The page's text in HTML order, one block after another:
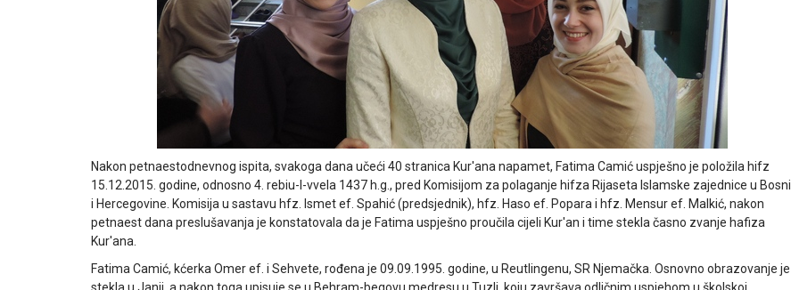
Nakon petnaestodnevnog ispita, svakoga dana učeći 40 stranica Kur'ana napamet, Fatima Camić uspješno je položila hifz
15.12.2015. godine, odnosno 4. rebiu-l-vvela 1437 h.g., pred Komisijom za polaganje hifza Rijaseta Islamske zajednice u Bosni
i Hercegovine. Komisija u sastavu hfz. Ismet ef. Spahić (predsjednik), hfz. Haso ef. Popara i hfz. Mensur ef. Malkić, nakon
petnaest dana preslušavanja je konstatovala da je Fatima uspješno proučila cijeli Kur'an i time stekla časno zvanje hafiza
Kur'ana.
Fatima Camić, kćerka Omer ef. i Sehvete, rođena je 09.09.1995. godine, u Reutlingenu, SR Njemačka. Osnovno obrazovanje je